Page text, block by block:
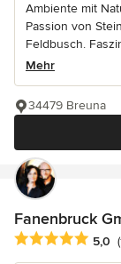
Ambiente mit
Passion von
Feldbusch.
Mehr
34479 Breuna
Fanenbruck
5,0